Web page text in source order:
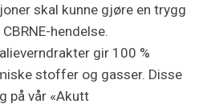
skal kunne gjøre en trygg
hendelse.
gir 100 %
stoffer og gasser. Disse
på vår «Akutt